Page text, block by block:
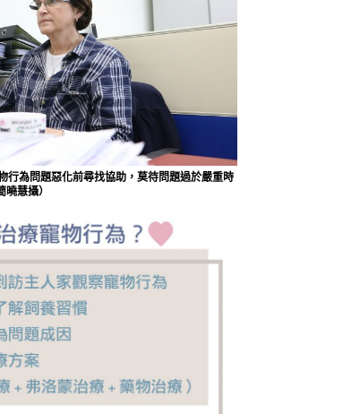
為問題惡化前尋找協助，莫待問題過於嚴重時
慧攝）